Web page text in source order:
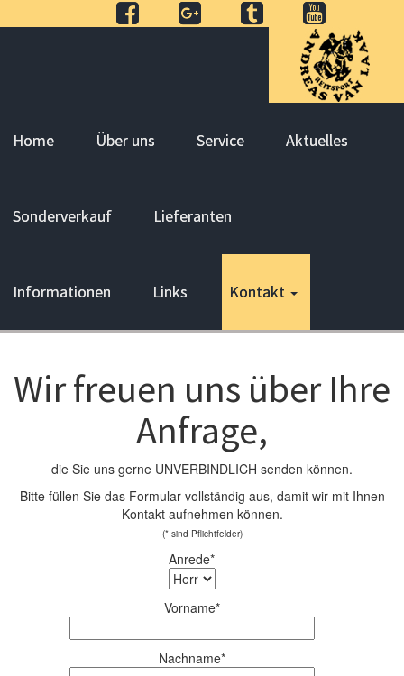
Home Über uns Service Aktuelles
Sonderverkauf Lieferanten
Informationen Links Kontakt
Wir freuen uns über Ihre
Anfrage,
die Sie uns gerne UNVERBINDLICH senden können.
Bitte füllen Sie das Formular vollständig aus, damit wir mit Ihnen
Kontakt aufnehmen können.
(* sind Pflichtfelder)
Anrede*
Vorname*
Nachname*